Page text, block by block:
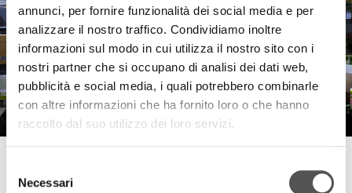
annunci, per fornire funzionalità dei social media e per
analizzare il nostro traffico. Condividiamo inoltre
informazioni sul modo in cui utilizza il nostro sito con i
nostri partner che si occupano di analisi dei dati web,
pubblicità e social media, i quali potrebbero combinarle
con altre informazioni che ha fornito loro o che hanno
raccolto dal suo utilizzo dei loro servizi.
delNecessari